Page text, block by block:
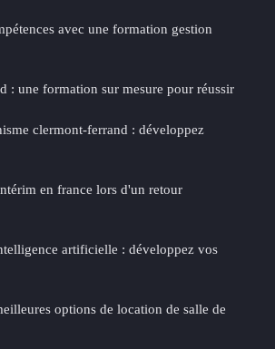
avec une formation gestion
: une formation sur mesure pour réussir
clermont-ferrand : développez
en france lors d'un retour
artificielle : développez vos
options de location de salle de